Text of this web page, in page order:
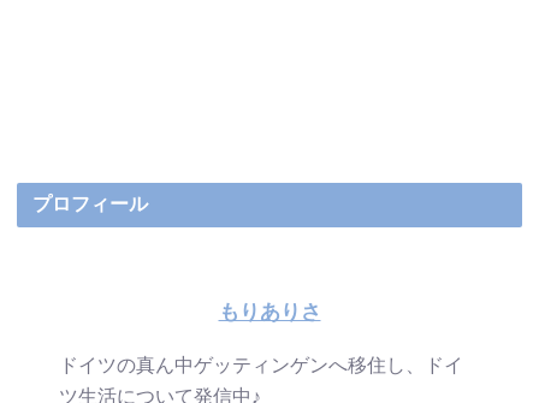
プロフィール
もりありさ
ドイツの真ん中ゲッティンゲンへ移住し、ドイ
ツ生活について発信中♪